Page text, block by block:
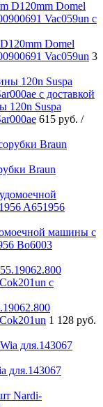
Domel
Vac059un 3
120n Suspa
615 руб. /
Braun
машины с
Bo6003
1 128 руб.
для.143067